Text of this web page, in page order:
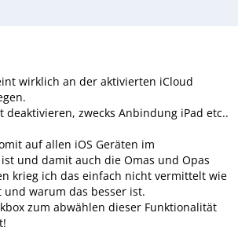
wirklich an der aktivierten iCloud
deaktivieren, zwecks Anbindung iPad etc..
auf allen iOS Geräten im
und damit auch die Omas und Opas
krieg ich das einfach nicht vermittelt wie
warum das besser ist.
zum abwählen dieser Funktionalität